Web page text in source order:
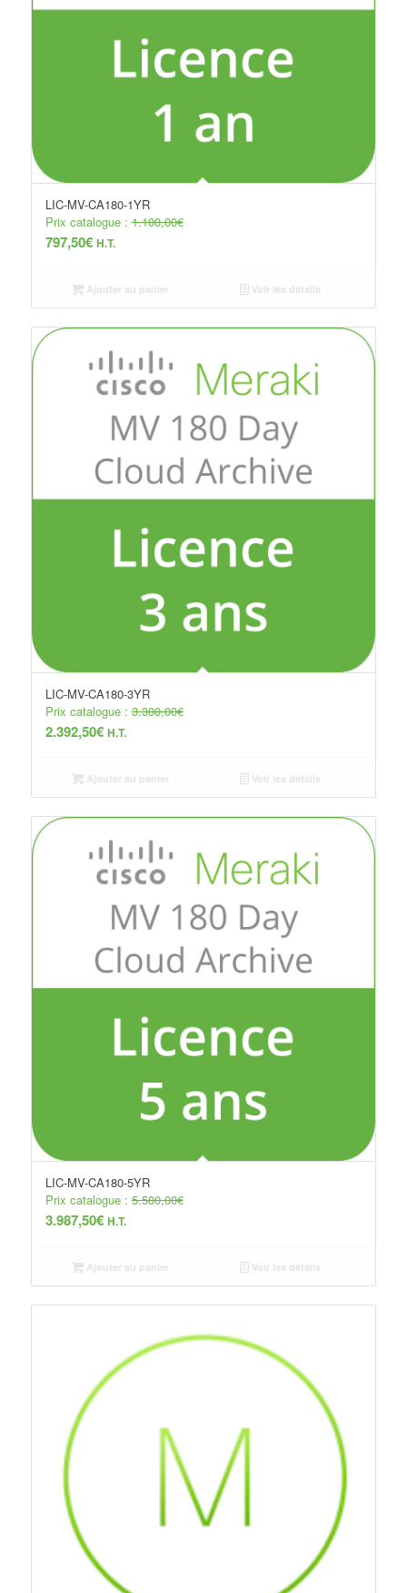
LIC-MV-CA180-1YR
Prix catalogue :1.100,00€
797,50€ H.T.
Ajouter au panier Voir les détails
LIC-MV-CA180-3YR
Prix catalogue :3.300,00€
2.392,50€ H.T.
Ajouter au panier Voir les détails
LIC-MV-CA180-5YR
Prix catalogue :5.500,00€
3.987,50€ H.T.
Ajouter au panier Voir les détails